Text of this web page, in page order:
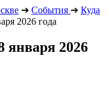
➔ События ➔ Куда
2026 года
января 2026